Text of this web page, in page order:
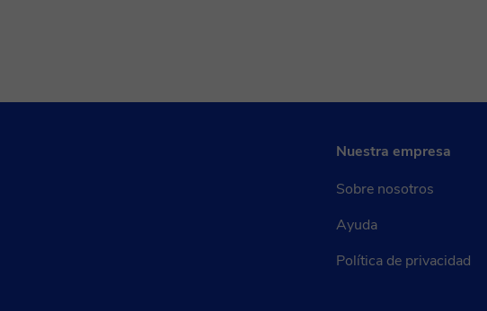
Nuestra empresa
Sobre nosotros
Ayuda
Política de privacidad